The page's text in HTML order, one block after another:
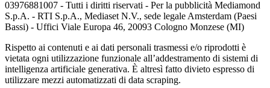
03976881007 - Tutti i diritti riservati - Per la pubblicità Mediamond
S.p.A. - RTI S.p.A., Mediaset N.V., sede legale Amsterdam (Paesi
Bassi) - Uffici Viale Europa 46, 20093 Cologno Monzese (MI)
Rispetto ai contenuti e ai dati personali trasmessi e/o riprodotti è
vietata ogni utilizzazione funzionale all’addestramento di sistemi di
intelligenza artificiale generativa. È altresì fatto divieto espresso di
utilizzare mezzi automatizzati di data scraping.